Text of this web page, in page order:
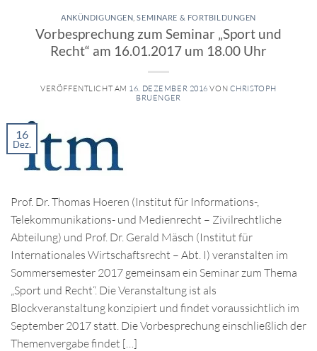
ANKÜNDIGUNGEN ,SEMINARE & FORTBILDUNGEN
Vorbesprechung zum Seminar „Sport und
Recht“ am 16.01.2017 um 18.00 Uhr
VERÖFFENTLICHT AM 16. DEZEMBER 2016 VON CHRISTOPH
BRUENGER
16
Dez.
Prof. Dr. Thomas Hoeren (Institut für Informations-,
Telekommunikations- und Medienrecht – Zivilrechtliche
Abteilung) und Prof. Dr. Gerald Mäsch (Institut für
Internationales Wirtschaftsrecht – Abt. I) veranstalten im
Sommersemester 2017 gemeinsam ein Seminar zum Thema
„Sport und Recht“. Die Veranstaltung ist als
Blockveranstaltung konzipiert und findet voraussichtlich im
September 2017 statt. Die Vorbesprechung einschließlich der
Themenvergabe findet […]